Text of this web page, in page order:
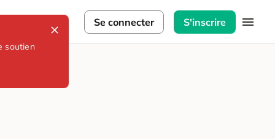
soutien
Se connecter S'inscrire